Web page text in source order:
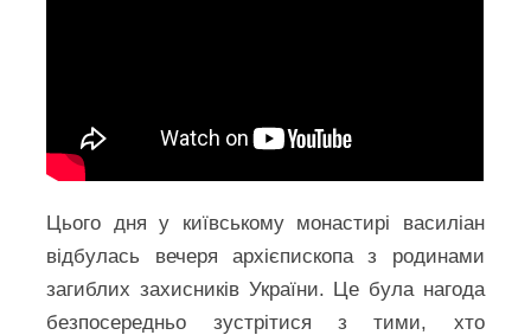
Цього дня у київському монастирі василіан
відбулась вечеря архієпископа з родинами
загиблих захисників України. Це була нагода
безпосередньо зустрітися з тими, хто